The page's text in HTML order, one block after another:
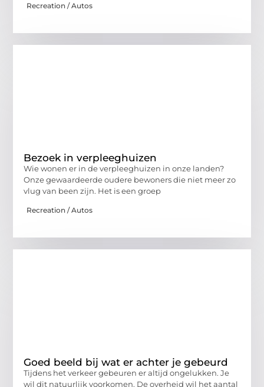
Recreation / Autos
Bezoek in verpleeghuizen
Wie wonen er in de verpleeghuizen in onze landen?
Onze gewaardeerde oudere bewoners die niet meer zo
vlug van been zijn. Het is een groep
Recreation / Autos
Goed beeld bij wat er achter je gebeurd
Tijdens het verkeer gebeuren er altijd ongelukken. Je
wil dit natuurlijk voorkomen. De overheid wil het aantal